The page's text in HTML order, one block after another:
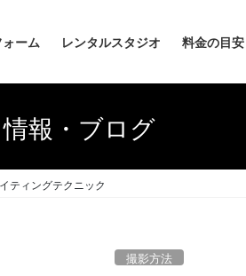
ーム レンタルスタジオ 料金の目安
報・ブログ
ティングテクニック
撮影方法